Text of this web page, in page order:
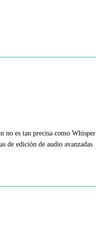
no es tan precisa como Whisper
de edición de audio avanzadas